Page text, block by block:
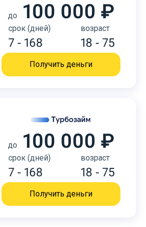
до 100 000 ₽
срок (дней)
7 - 168
возраст
18 - 75
Получить деньги
до 100 000 ₽
срок (дней)
7 - 168
возраст
18 - 75
Получить деньги